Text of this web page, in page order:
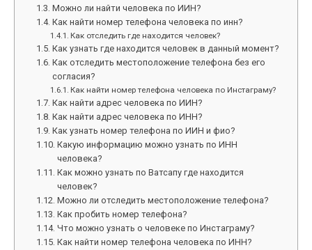
Можно ли найти человека по ИИН?
Как найти номер телефона человека по инн?
Как отследить где находится человек?
Как узнать где находится человек в данный момент?
Как отследить местоположение телефона без его
согласия?
Как найти номер телефона человека по Инстаграму?
Как найти адрес человека по ИИН?
Как найти адрес человека по ИНН?
Как узнать номер телефона по ИИН и фио?
Какую информацию можно узнать по ИНН
человека?
Как можно узнать по Ватсапу где находится
человек?
Можно ли отследить местоположение телефона?
Как пробить номер телефона?
Что можно узнать о человеке по Инстаграму?
Как найти номер телефона человека по ИНН?